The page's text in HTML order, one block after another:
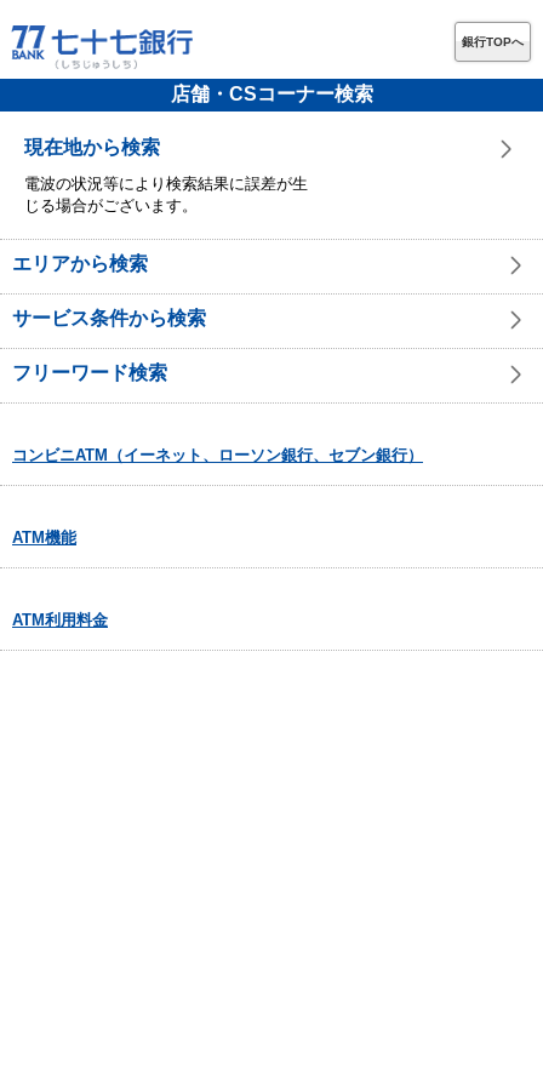
銀行TOPへ
店舗・CSコーナー検索
現在地から検索
電波の状況等により検索結果に誤差が生
じる場合がございます。
エリアから検索
サービス条件から検索
フリーワード検索
コンビニATM（イーネット、ローソン銀行、セブン銀行）
ATM機能
ATM利用料金